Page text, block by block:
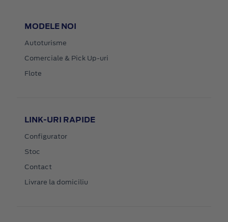
MODELE NOI
Autoturisme
Comerciale & Pick Up-uri
Flote
LINK-URI RAPIDE
Configurator
Stoc
Contact
Livrare la domiciliu